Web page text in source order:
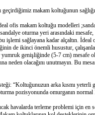
geçirdiğimiz makam koltuğunun
ofis makam koltuğu modelleri
oturma yeri arasındaki
işlemi sağlayana kadar alçaltın.
de ikinci önemli husustur,
genişliğinde (5-7 cm) mesafe
neden olacağını unutmayın. Bu
“Koltuğunuzun arka kısmı
pozisyonunda omurganın
havalarda terleme problemi için